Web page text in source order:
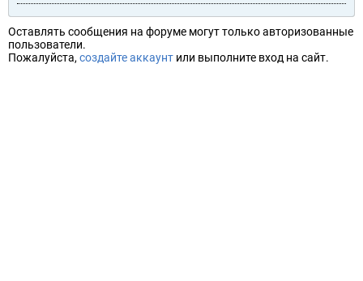
Оставлять сообщения на форуме могут только авторизованные
пользователи.
Пожалуйста, создайте аккаунт или выполните вход на сайт.